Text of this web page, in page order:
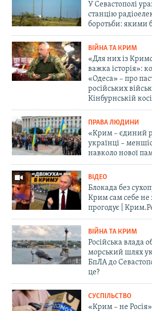
У Севастополі
станцію
боротьби: якими
ВІЙНА ТА КРИМ
«Для них із
важка історія»:
«Одеса» – про
російських
Кінбурнській косі
ПРАВА ЛЮДИНИ
«Крим – єдиний
українці –
навколо нової
ВІДЕО
Блокада без
Крим сам себе не
прогодує |
ВІЙНА ТА КРИМ
Російська влада
морський шлях
БпЛА до
це?
СУСПІЛЬСТВО
«Крим – не